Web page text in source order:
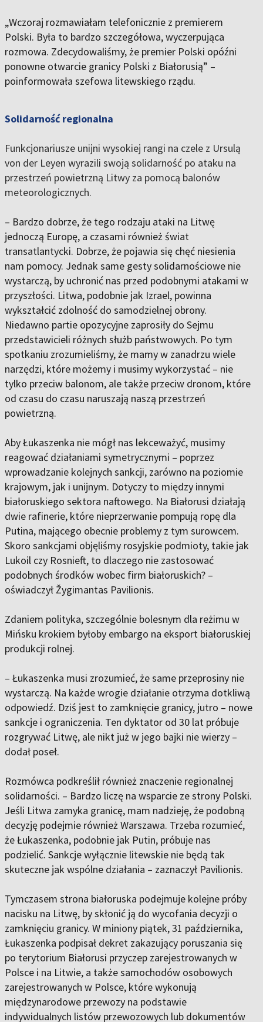
„Wczoraj rozmawiałam telefonicznie z premierem
Polski. Była to bardzo szczegółowa, wyczerpująca
rozmowa. Zdecydowaliśmy, że premier Polski opóźni
ponowne otwarcie granicy Polski z Białorusią” –
poinformowała szefowa litewskiego rządu.
Solidarność regionalna
Funkcjonariusze unijni wysokiej rangi na czele z Ursulą
von der Leyen wyrazili swoją solidarność po ataku na
przestrzeń powietrzną Litwy za pomocą balonów
meteorologicznych.
– Bardzo dobrze, że tego rodzaju ataki na Litwę
jednoczą Europę, a czasami również świat
transatlantycki. Dobrze, że pojawia się chęć niesienia
nam pomocy. Jednak same gesty solidarnościowe nie
wystarczą, by uchronić nas przed podobnymi atakami w
przyszłości. Litwa, podobnie jak Izrael, powinna
wykształcić zdolność do samodzielnej obrony.
Niedawno partie opozycyjne zaprosiły do Sejmu
przedstawicieli różnych służb państwowych. Po tym
spotkaniu zrozumieliśmy, że mamy w zanadrzu wiele
narzędzi, które możemy i musimy wykorzystać – nie
tylko przeciw balonom, ale także przeciw dronom, które
od czasu do czasu naruszają naszą przestrzeń
powietrzną.
Aby Łukaszenka nie mógł nas lekceważyć, musimy
reagować działaniami symetrycznymi – poprzez
wprowadzanie kolejnych sankcji, zarówno na poziomie
krajowym, jak i unijnym. Dotyczy to między innymi
białoruskiego sektora naftowego. Na Białorusi działają
dwie rafinerie, które nieprzerwanie pompują ropę dla
Putina, mającego obecnie problemy z tym surowcem.
Skoro sankcjami objęliśmy rosyjskie podmioty, takie jak
Lukoil czy Rosnieft, to dlaczego nie zastosować
podobnych środków wobec firm białoruskich? –
oświadczył Žygimantas Pavilionis.
Zdaniem polityka, szczególnie bolesnym dla reżimu w
Mińsku krokiem byłoby embargo na eksport białoruskiej
produkcji rolnej.
– Łukaszenka musi zrozumieć, że same przeprosiny nie
wystarczą. Na każde wrogie działanie otrzyma dotkliwą
odpowiedź. Dziś jest to zamknięcie granicy, jutro – nowe
sankcje i ograniczenia. Ten dyktator od 30 lat próbuje
rozgrywać Litwę, ale nikt już w jego bajki nie wierzy –
dodał poseł.
Rozmówca podkreślił również znaczenie regionalnej
solidarności. – Bardzo liczę na wsparcie ze strony Polski.
Jeśli Litwa zamyka granicę, mam nadzieję, że podobną
decyzję podejmie również Warszawa. Trzeba rozumieć,
że Łukaszenka, podobnie jak Putin, próbuje nas
podzielić. Sankcje wyłącznie litewskie nie będą tak
skuteczne jak wspólne działania – zaznaczył Pavilionis.
Tymczasem strona białoruska podejmuje kolejne próby
nacisku na Litwę, by skłonić ją do wycofania decyzji o
zamknięciu granicy. W miniony piątek, 31 października,
Łukaszenka podpisał dekret zakazujący poruszania się
po terytorium Białorusi przyczep zarejestrowanych w
Polsce i na Litwie, a także samochodów osobowych
zarejestrowanych w Polsce, które wykonują
międzynarodowe przewozy na podstawie
indywidualnych listów przewozowych lub dokumentów